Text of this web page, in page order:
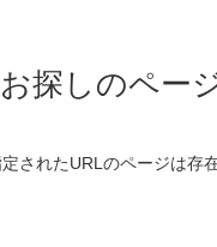
お探しのペー
されたURLのページは存